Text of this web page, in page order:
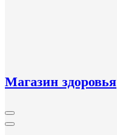
Магазин здоровья
Кнопка
Открыть